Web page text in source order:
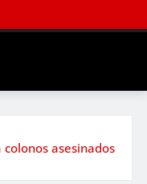
asesinados